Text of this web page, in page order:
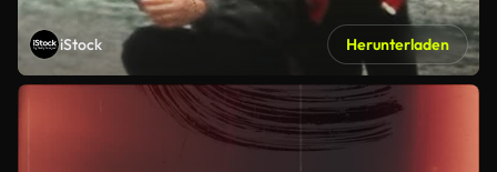
iStock Herunterladen